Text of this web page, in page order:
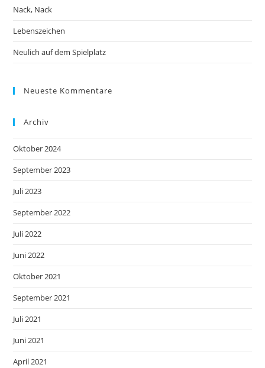
Nack, Nack
Lebenszeichen
Neulich auf dem Spielplatz
Neueste Kommentare
Archiv
Oktober 2024
September 2023
Juli 2023
September 2022
Juli 2022
Juni 2022
Oktober 2021
September 2021
Juli 2021
Juni 2021
April 2021